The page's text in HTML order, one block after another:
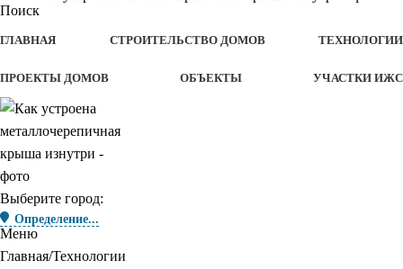
Поиск
ГЛАВНАЯ СТРОИТЕЛЬСТВО ДОМОВ ТЕХНОЛОГИИ
ПРОЕКТЫ ДОМОВ ОБЪЕКТЫ УЧАСТКИ ИЖС
Выберите город:
Определение...
Меню
Главная Технологии